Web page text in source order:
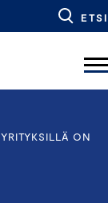
ETSI
YRITYKSILLÄ ON